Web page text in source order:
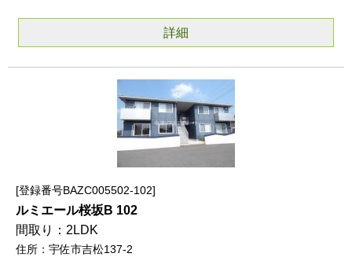
詳細
登録番号BAZC005502-102
ルミエール桜坂B 102
2LDK
宇佐市吉松137-2